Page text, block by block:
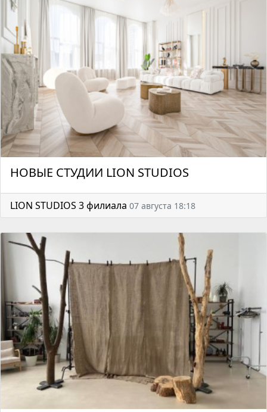
НОВЫЕ СТУДИИ LION STUDIOS
LION STUDIOS 3 филиала 07 августа 18:18